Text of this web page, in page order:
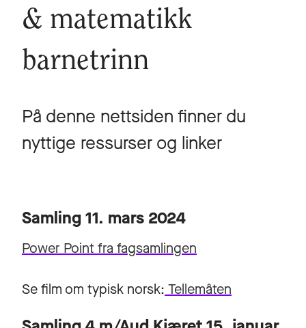
& matematikk
barnetrinn
På denne nettsiden finner du
nyttige ressurser og linker
Samling 11. mars 2024
Power Point fra fagsamlingen
Se film om typisk norsk: Tellemåten